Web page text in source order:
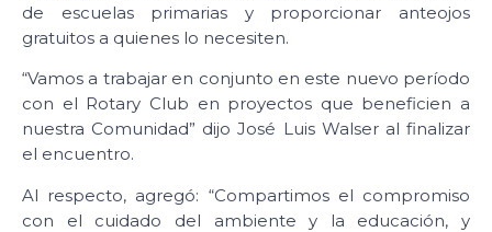
de escuelas primarias y proporcionar anteojos
gratuitos a quienes lo necesiten.
“Vamos a trabajar en conjunto en este nuevo período
con el Rotary Club en proyectos que beneficien a
nuestra Comunidad” dijo José Luis Walser al finalizar
el encuentro.
Al respecto, agregó: “Compartimos el compromiso
con el cuidado del ambiente y la educación, y